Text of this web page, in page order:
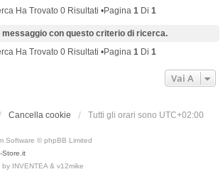
Ha Trovato 0 Risultati •Pagina 1 Di 1
messaggio con questo criterio di ricerca.
Ha Trovato 0 Risultati •Pagina 1 Di 1
Vai A
Cancella cookie Tutti gli orari sono UTC+02:00
Software © phpBB Limited
Store.it
INVENTEA & v12mike